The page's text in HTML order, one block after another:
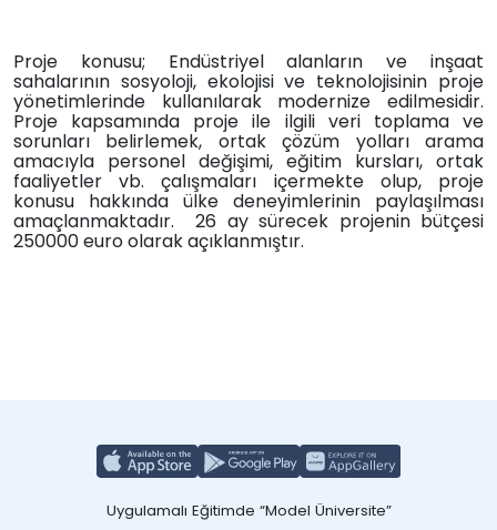
Proje konusu; Endüstriyel alanların ve inşaat
sahalarının sosyoloji, ekolojisi ve teknolojisinin proje
yönetimlerinde kullanılarak modernize edilmesidir.
Proje kapsamında proje ile ilgili veri toplama ve
sorunları belirlemek, ortak çözüm yolları arama
amacıyla personel değişimi, eğitim kursları, ortak
faaliyetler vb. çalışmaları içermekte olup, proje
konusu hakkında ülke deneyimlerinin paylaşılması
amaçlanmaktadır. 26 ay sürecek projenin bütçesi
250000 euro olarak açıklanmıştır.
Uygulamalı Eğitimde “Model Üniversite”